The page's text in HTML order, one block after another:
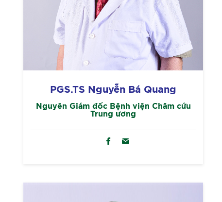
PGS.TS Nguyễn Bá Quang
Nguyên Giám đốc Bệnh viện Châm cứu
Trung ương